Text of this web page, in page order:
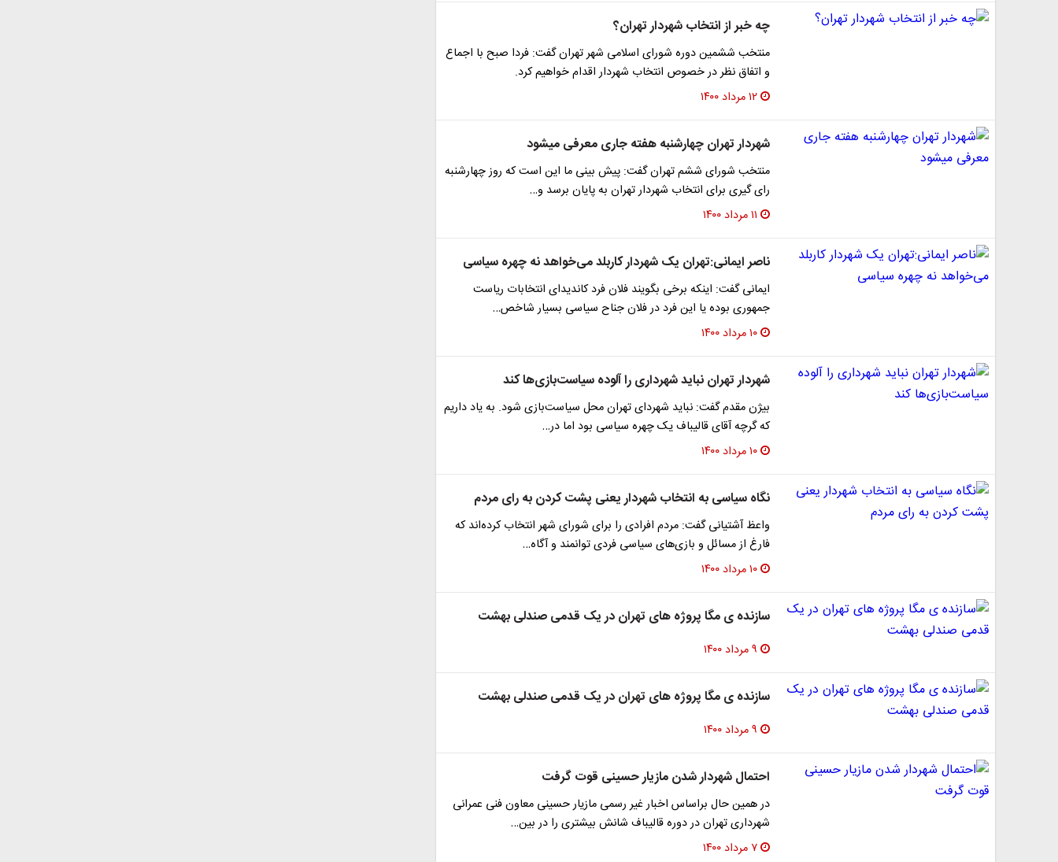
چه خبر از انتخاب شهردار تهران؟
منتخب ششمین دوره شورای اسلامی شهر تهران گفت: فردا صبح با اجماع
و اتفاق نظر در خصوص انتخاب شهردار اقدام خواهیم کرد.
۱۲ مرداد ۱۴۰۰
شهردار تهران چهارشنبه هفته جاری معرفی می‎شود
منتخب شورای ششم تهران گفت: پیش بینی ما این است که روز چهارشنبه
رای گیری برای انتخاب شهردار تهران به پایان برسد و…
۱۱ مرداد ۱۴۰۰
ناصر ایمانی:تهران یک شهردار کاربلد می‌خواهد نه چهره سیاسی
ایمانی گفت: اینکه برخی بگویند فلان فرد کاندیدای انتخابات ریاست
جمهوری بوده یا این فرد در فلان جناح سیاسی بسیار شاخص…
۱۰ مرداد ۱۴۰۰
شهردار تهران نباید شهرداری را آلوده سیاست‌بازی‌ها کند
بیژن مقدم گفت: نباید شهردای تهران محل سیاست‌بازی شود. به یاد داریم
که گرچه آقای قالیباف یک چهره سیاسی بود اما در…
۱۰ مرداد ۱۴۰۰
نگاه سیاسی به انتخاب شهردار یعنی پشت کردن به رای مردم
واعظ آشتیانی گفت: مردم افرادی را برای شورای شهر انتخاب کرده‌اند که
فارغ از مسائل و بازی‌های سیاسی فردی توانمند و آگاه…
۱۰ مرداد ۱۴۰۰
سازنده ی مگا پروژه های تهران در یک قدمی صندلی بهشت
۹ مرداد ۱۴۰۰
سازنده ی مگا پروژه های تهران در یک قدمی صندلی بهشت
۹ مرداد ۱۴۰۰
احتمال شهردار شدن مازیار حسینی قوت گرفت
در همین حال براساس اخبار غیر رسمی مازیار حسینی معاون فنی عمرانی
شهرداری تهران در دوره قالیباف شانش بیشتری را در بین…
۷ مرداد ۱۴۰۰